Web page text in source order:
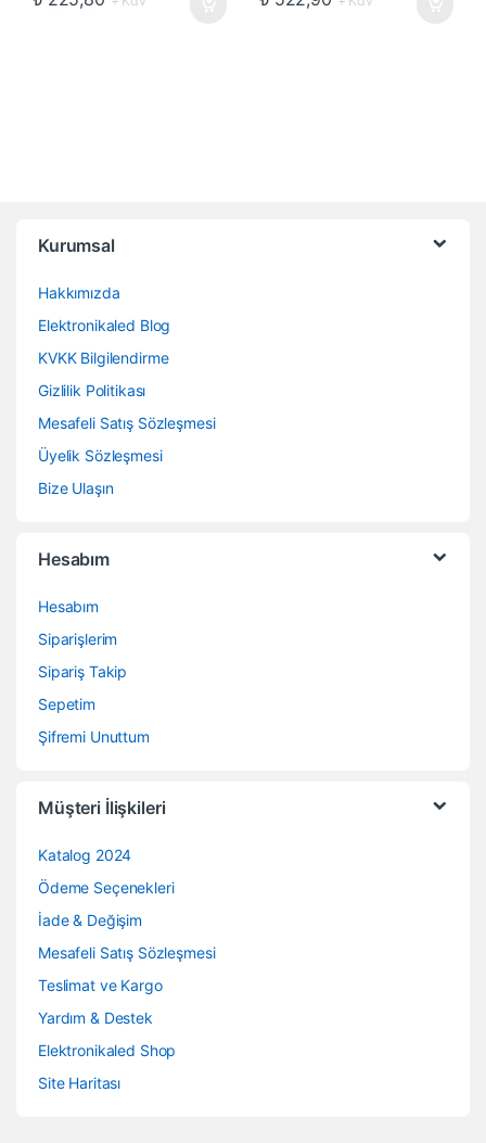
Kurumsal
Hakkımızda
Elektronikaled Blog
KVKK Bilgilendirme
Gizlilik Politikası
Mesafeli Satış Sözleşmesi
Üyelik Sözleşmesi
Bize Ulaşın
Hesabım
Hesabım
Siparişlerim
Sipariş Takip
Sepetim
Şifremi Unuttum
Müşteri İlişkileri
Katalog 2024
Ödeme Seçenekleri
İade & Değişim
Mesafeli Satış Sözleşmesi
Teslimat ve Kargo
Yardım & Destek
Elektronikaled Shop
Site Haritası